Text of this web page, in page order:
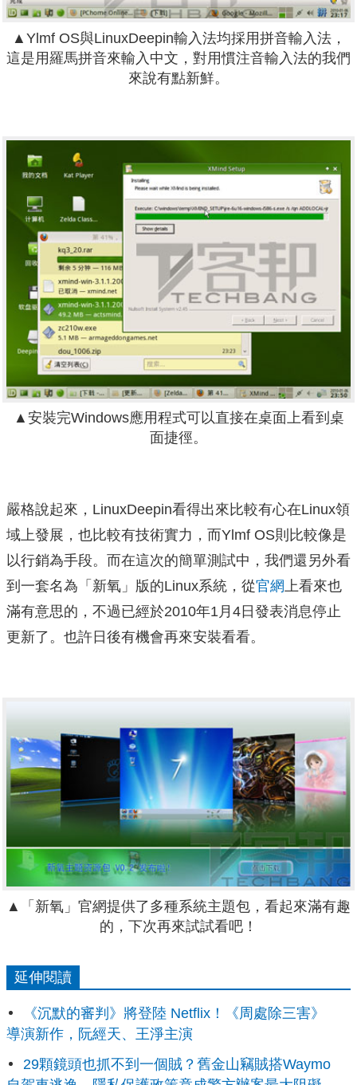
▲Ylmf OS與LinuxDeepin輸入法均採用拼音輸入法，
這是用羅馬拼音來輸入中文，對用慣注音輸入法的我們
來說有點新鮮。
▲安裝完Windows應用程式可以直接在桌面上看到桌
面捷徑。
嚴格說起來，LinuxDeepin看得出來比較有心在Linux領
域上發展，也比較有技術實力，而Ylmf OS則比較像是
以行銷為手段。而在這次的簡單測試中，我們還另外看
到一套名為「新氧」版的Linux系統，從官網 上看來也
滿有意思的，不過已經於2010年1月4日發表消息停止
更新了。也許日後有機會再來安裝看看。
▲「新氧」官網提供了多種系統主題包，看起來滿有趣
的，下次再來試試看吧！
延伸閱讀
《沉默的審判》將登陸 Netflix！《周處除三害》
導演新作，阮經天、王淨主演
29顆鏡頭也抓不到一個賊？舊金山竊賊搭Waymo